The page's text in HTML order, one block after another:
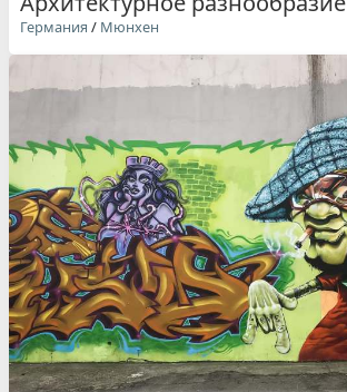
Германия / Мюнхен